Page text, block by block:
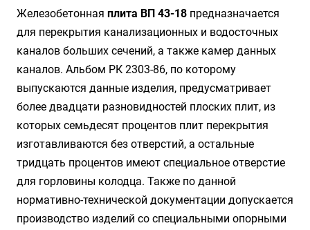
Железобетонная плита ВП 43-18 предназначается
для перекрытия канализационных и водосточных
каналов больших сечений, а также камер данных
каналов. Альбом РК 2303-86, по которому
выпускаются данные изделия, предусматривает
более двадцати разновидностей плоских плит, из
которых семьдесят процентов плит перекрытия
изготавливаются без отверстий, а остальные
тридцать процентов имеют специальное отверстие
для горловины колодца. Также по данной
нормативно-технической документации допускается
производство изделий со специальными опорными